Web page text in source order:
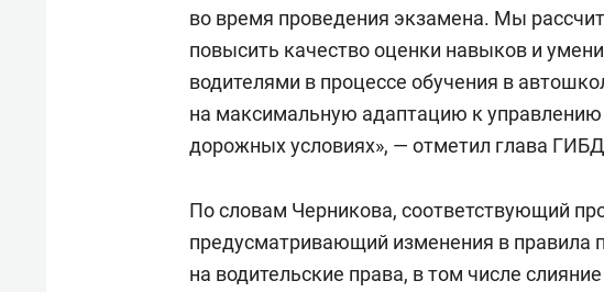
во время проведения экзамена. Мы
повысить качество оценки навыков и
водителями в процессе обучения в
на максимальную адаптацию к
дорожных условиях», — отметил глава
По словам Черникова, соответствующий
предусматривающий изменения в правила
на водительские права, в том числе